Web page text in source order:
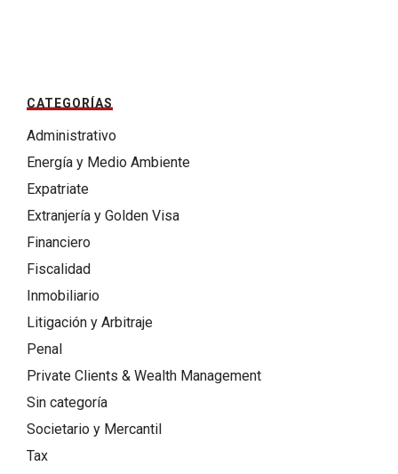
CATEGORÍAS
Administrativo
Energía y Medio Ambiente
Expatriate
Extranjería y Golden Visa
Financiero
Fiscalidad
Inmobiliario
Litigación y Arbitraje
Penal
Private Clients & Wealth Management
Sin categoría
Societario y Mercantil
Tax